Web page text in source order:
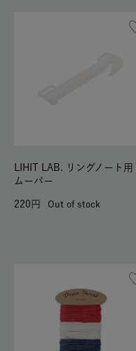
LIHIT LAB. リングノート用
ムーバー
220 Out of stock